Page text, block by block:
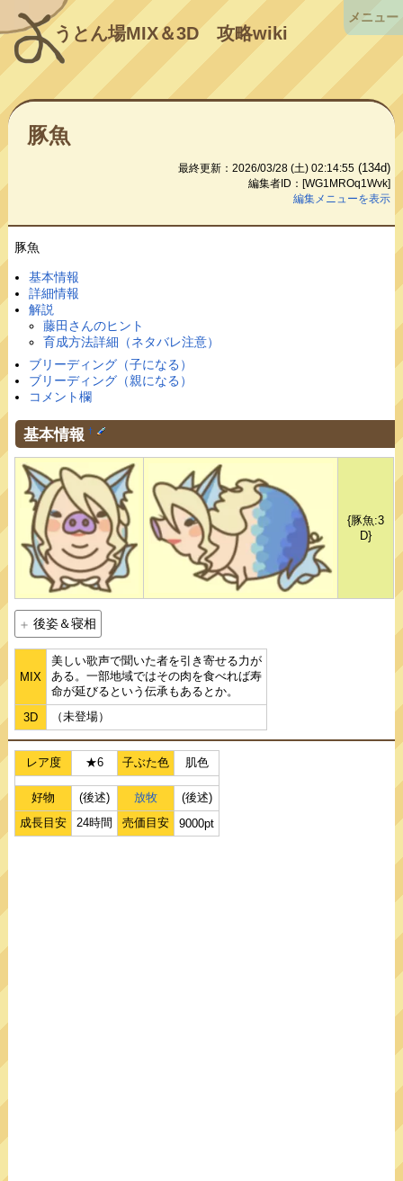
うとん場MIX＆3D攻略wiki
豚魚
最終更新：2026/03/28 (土) 02:14:55 (134d)
編集者ID：[WG1MROq1Wvk]
編集メニューを表示
豚魚
基本情報
詳細情報
解説
藤田さんのヒント
育成方法詳細（ネタバレ注意）
ブリーディング（子になる）
ブリーディング（親になる）
コメント欄
基本情報 †
{豚魚:3
D}
後姿＆寝相
MIX
美しい歌声で聞いた者を引き寄せる力が
ある。一部地域ではその肉を食べれば寿
命が延びるという伝承もあるとか。
3D
（未登場）
レア度 ★6 子ぶた色 肌色
好物 (後述) 放牧
(後述)
成長目安
24時間 売価目安 9000pt
メニュー